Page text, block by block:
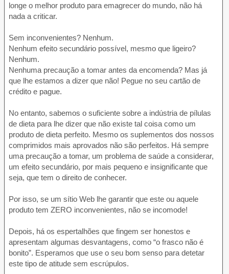
longe o melhor produto para emagrecer do mundo, não há
nada a criticar.
Sem inconvenientes? Nenhum.
Nenhum efeito secundário possível, mesmo que ligeiro?
Nenhum.
Nenhuma precaução a tomar antes da encomenda? Mas já
que lhe estamos a dizer que não! Pegue no seu cartão de
crédito e pague.
No entanto, sabemos o suficiente sobre a indústria de pílulas
de dieta para lhe dizer que não existe tal coisa como um
produto de dieta perfeito. Mesmo os suplementos dos nossos
comprimidos mais aprovados não são perfeitos. Há sempre
uma precaução a tomar, um problema de saúde a considerar,
um efeito secundário, por mais pequeno e insignificante que
seja, que tem o direito de conhecer.
Por isso, se um sítio Web lhe garantir que este ou aquele
produto tem ZERO inconvenientes, não se incomode!
Depois, há os espertalhões que fingem ser honestos e
apresentam algumas desvantagens, como “o frasco não é
bonito”. Esperamos que use o seu bom senso para detetar
este tipo de atitude sem escrúpulos.